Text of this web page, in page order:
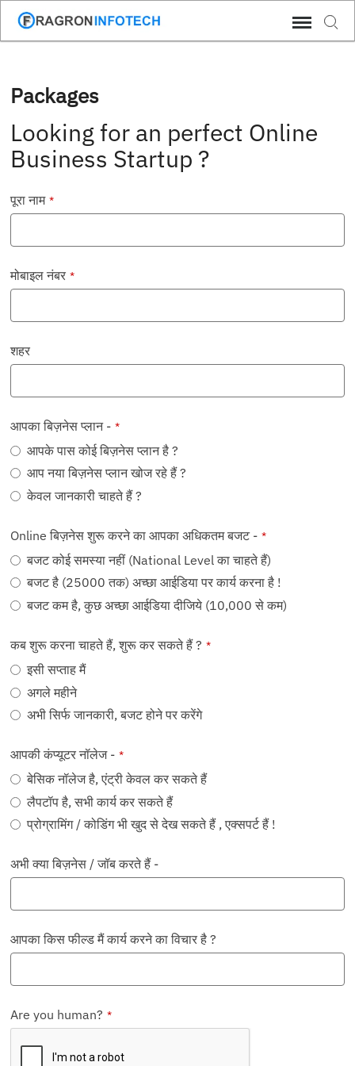
Skip
Packages
Looking for an perfect Online
Business Startup ?
पूरा नाम *
मोबाइल नंबर *
शहर
आपका बिज़नेस प्लान - *
आपके पास कोई बिज़नेस प्लान है ?
आप नया बिज़नेस प्लान खोज रहे हैं ?
केवल जानकारी चाहते हैं ?
Online बिज़नेस शुरू करने का आपका अधिकतम बजट - *
बजट कोई समस्या नहीं (National Level का चाहते हैं)
बजट है (25000 तक) अच्छा आईडिया पर कार्य करना है !
बजट कम है, कुछ अच्छा आईडिया दीजिये (10,000 से कम)
कब शुरू करना चाहते हैं, शुरू कर सकते हैं ? *
इसी सप्ताह मैं
अगले महीने
अभी सिर्फ जानकारी, बजट होने पर करेंगे
आपकी कंप्यूटर नॉलेज - *
बेसिक नॉलेज है, एंट्री केवल कर सकते हैं
लैपटॉप है, सभी कार्य कर सकते हैं
प्रोग्रामिंग / कोडिंग भी खुद से देख सकते हैं , एक्सपर्ट हैं !
अभी क्या बिज़नेस / जॉब करते हैं -
आपका किस फील्ड मैं कार्य करने का विचार है ?
Are you human? *